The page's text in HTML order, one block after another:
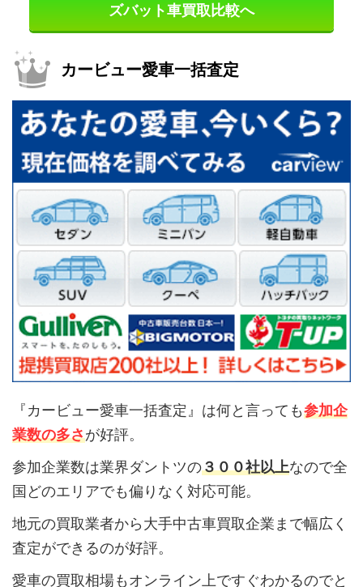
ズバット車買取比較へ
カービュー愛車一括査定
『カービュー愛車一括査定』は何と言っても参加企
業数の多さが好評。
参加企業数は業界ダントツの３００社以上なので全
国どのエリアでも偏りなく対応可能。
地元の買取業者から大手中古車買取企業まで幅広く
査定ができるのが好評。
愛車の買取相場もオンライン上ですぐわかるのでと